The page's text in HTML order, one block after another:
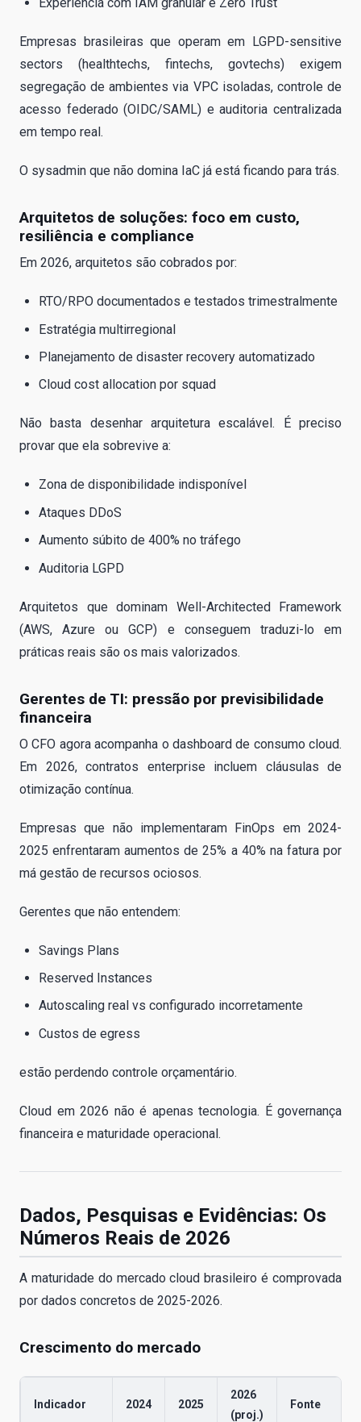
Empresas brasileiras que operam em LGPD-sensitive
sectors (healthtechs, fintechs, govtechs) exigem
segregação de ambientes via VPC isoladas, controle de
acesso federado (OIDC/SAML) e auditoria centralizada
em tempo real.
O sysadmin que não domina IaC já está ficando para trás.
Arquitetos de soluções: foco em custo,
resiliência e compliance
Em 2026, arquitetos são cobrados por:
RTO/RPO documentados e testados trimestralmente
Estratégia multirregional
Planejamento de disaster recovery automatizado
Cloud cost allocation por squad
Não basta desenhar arquitetura escalável. É preciso
provar que ela sobrevive a:
Zona de disponibilidade indisponível
Ataques DDoS
Aumento súbito de 400% no tráfego
Auditoria LGPD
Arquitetos que dominam Well-Architected Framework
(AWS, Azure ou GCP) e conseguem traduzi-lo em
práticas reais são os mais valorizados.
Gerentes de TI: pressão por previsibilidade
financeira
O CFO agora acompanha o dashboard de consumo cloud.
Em 2026, contratos enterprise incluem cláusulas de
otimização contínua.
Empresas que não implementaram FinOps em 2024-
2025 enfrentaram aumentos de 25% a 40% na fatura por
má gestão de recursos ociosos.
Gerentes que não entendem:
Savings Plans
Reserved Instances
Autoscaling real vs configurado incorretamente
Custos de egress
estão perdendo controle orçamentário.
Cloud em 2026 não é apenas tecnologia. É governança
financeira e maturidade operacional.
Dados, Pesquisas e Evidências: Os
Números Reais de 2026
A maturidade do mercado cloud brasileiro é comprovada
por dados concretos de 2025-2026.
Crescimento do mercado
Indicador 2024 2025
2026
(proj.)
Fonte